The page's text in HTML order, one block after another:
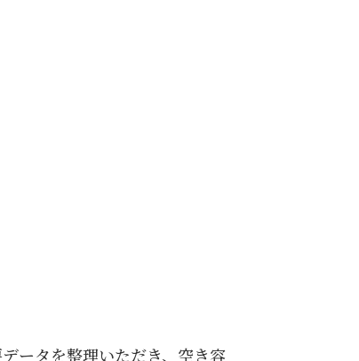
ータを整理いただき、空き容